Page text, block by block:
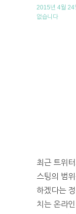
2015년 4월
없습니다
최근 트위
스팅의 범
하겠다는
치는 온라